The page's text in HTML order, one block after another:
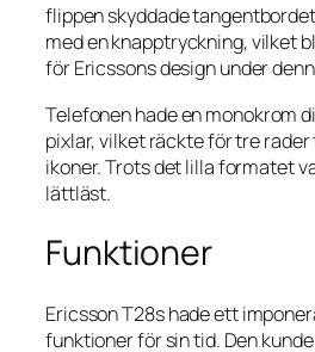
flippen skyddade
med en knapptryckning, vilket
för Ericssons design under
Telefonen hade en monokrom
pixlar, vilket räckte för tre
ikoner. Trots det lilla formatet
lättläst.
Funktioner
Ericsson T28s hade ett
funktioner för sin tid. Den